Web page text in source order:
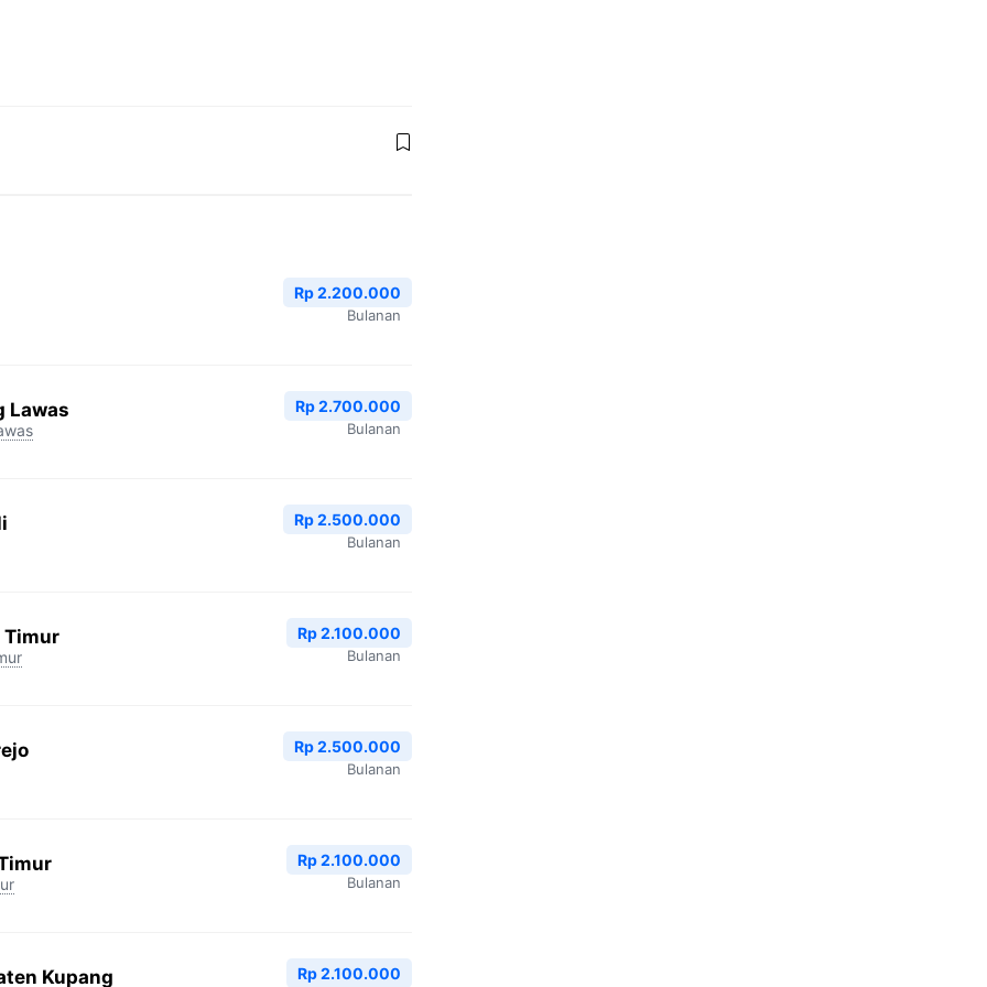
Rp 2.200.000
Bulanan
Lawas Rp 2.700.000
Bulanan
Rp 2.500.000
Bulanan
Timur Rp 2.100.000
Bulanan
Rp 2.500.000
Bulanan
Rp 2.100.000
Bulanan
Kupang Rp 2.100.000